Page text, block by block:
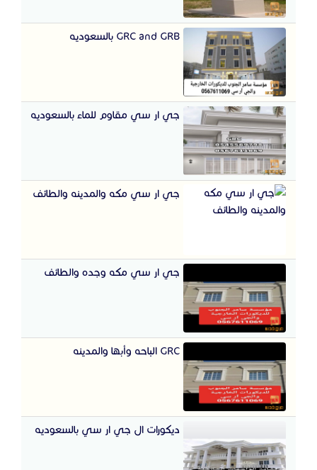
GRC and GRB بالسعوديه
جي ار سي مقاوم للماء بالسعوديه
جي ار سي مكه والمدينه والطائف
جي ار سي مكه وجده والطائف
GRC الباحه وأبها والمدينه
ديكورات ال جي ار سي بالسعوديه